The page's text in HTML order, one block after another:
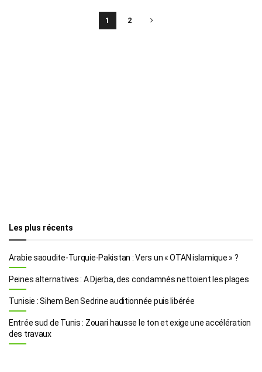
1 2
Les plus récents
Arabie saoudite-Turquie-Pakistan : Vers un « OTAN islamique » ?
Peines alternatives : A Djerba, des condamnés nettoient les plages
Tunisie : Sihem Ben Sedrine auditionnée puis libérée
Entrée sud de Tunis : Zouari hausse le ton et exige une accélération
des travaux